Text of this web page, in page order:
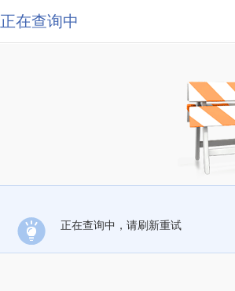
正在查询中
正在查询中，请刷新重试